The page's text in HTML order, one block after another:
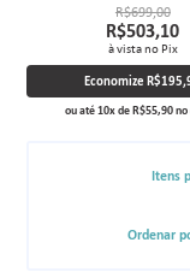
R$699,00
R$503,10
à vista no Pix
Economize
ou até10xdeR$55,90no
Itens
Ordenar